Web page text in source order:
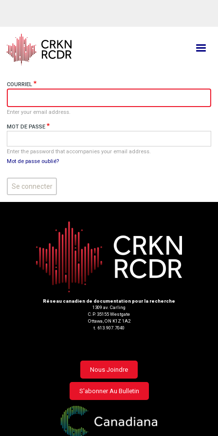
principal
COURRIEL
Enter your email address.
MOT DE PASSE
Enter the password that accompanies your email address.
Mot de passe oublié?
Réseau canadien de documentation pour la recherche
1309 av. Carling
C.P. 35155 Westgate
Ottawa, ON K1Z 1A2
t. 613.907.7040
Footer
menu
Nous Joindre
S'abonner Au Bulletin